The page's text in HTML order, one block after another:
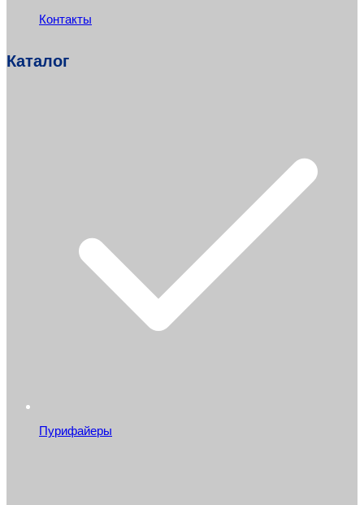
Контакты
Каталог
Пурифайеры